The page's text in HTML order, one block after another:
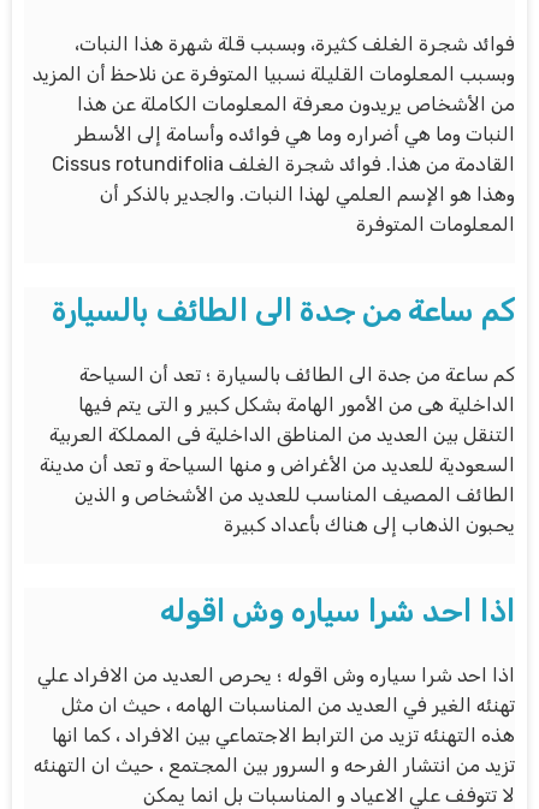
فوائد شجرة الغلف كثيرة، وبسبب قلة شهرة هذا النبات،
وبسبب المعلومات القليلة نسبيا المتوفرة عن نلاحظ أن المزيد
من الأشخاص يريدون معرفة المعلومات الكاملة عن هذا
النبات وما هي أضراره وما هي فوائده وأسامة إلى الأسطر
القادمة من هذا. فوائد شجرة الغلف Cissus rotundifolia
وهذا هو الإسم العلمي لهذا النبات. والجدير بالذكر أن
المعلومات المتوفرة
كم ساعة من جدة الى الطائف بالسيارة
كم ساعة من جدة الى الطائف بالسيارة ؛ تعد أن السياحة
الداخلية هى من الأمور الهامة بشكل كبير و التى يتم فيها
التنقل بين العديد من المناطق الداخلية فى المملكة العربية
السعودية للعديد من الأغراض و منها السياحة و تعد أن مدينة
الطائف المصيف المناسب للعديد من الأشخاص و الذين
يحبون الذهاب إلى هناك بأعداد كبيرة
اذا احد شرا سياره وش اقوله
اذا احد شرا سياره وش اقوله ؛ يحرص العديد من الافراد علي
تهنئه الغير في العديد من المناسبات الهامه ، حيث ان مثل
هذه التهنئه تزيد من الترابط الاجتماعي بين الافراد ، كما انها
تزيد من انتشار الفرحه و السرور بين المجتمع ، حيث ان التهنئه
لا تتوفف علي الاعياد و المناسبات بل انما يمكن